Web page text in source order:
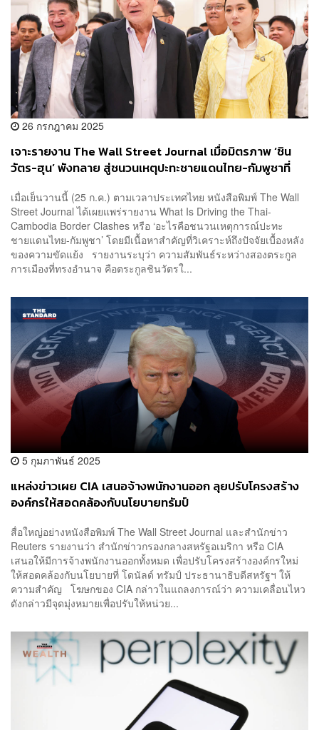
26 กรกฎาคม 2025
เจาะรายงาน The Wall Street Journal เมื่อมิตรภาพ ‘ชิน
วัตร-ฮุน’ พังทลาย สู่ชนวนเหตุปะทะชายแดนไทย-กัมพูชาที่
เมื่อเย็นวานนี้ (25 ก.ค.) ตามเวลาประเทศไทย หนังสือพิมพ์ The Wall
Street Journal ได้เผยแพร่รายงาน What Is Driving the Thai-
Cambodia Border Clashes หรือ ‘อะไรคือชนวนเหตุการณ์ปะทะ
ชายแดนไทย-กัมพูชา’ โดยมีเนื้อหาสำคัญที่วิเคราะห์ถึงปัจจัยเบื้องหลัง
ของความขัดแย้ง รายงานระบุว่า ความสัมพันธ์ระหว่างสองตระกูล
การเมืองที่ทรงอำนาจ คือตระกูลชินวัตรใ...
5 กุมภาพันธ์ 2025
แหล่งข่าวเผย CIA เสนอจ้างพนักงานออก ลุยปรับโครงสร้าง
องค์กรให้สอดคล้องกับนโยบายทรัมป์
สื่อใหญ่อย่างหนังสือพิมพ์ The Wall Street Journal และสำนักข่าว
Reuters รายงานว่า สำนักข่าวกรองกลางสหรัฐอเมริกา หรือ CIA
เสนอให้มีการจ้างพนักงานออกทั้งหมด เพื่อปรับโครงสร้างองค์กรใหม่
ให้สอดคล้องกับนโยบายที่ โดนัลด์ ทรัมป์ ประธานาธิบดีสหรัฐฯ ให้
ความสำคัญ โฆษกของ CIA กล่าวในแถลงการณ์ว่า ความเคลื่อนไหว
ดังกล่าวมีจุดมุ่งหมายเพื่อปรับให้หน่วย...